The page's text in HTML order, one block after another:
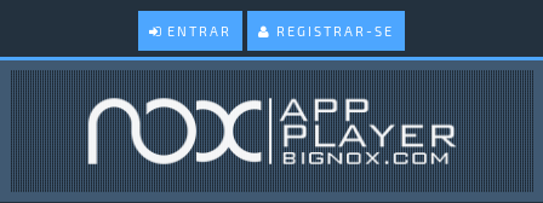
ENTRAR REGISTRAR-SE